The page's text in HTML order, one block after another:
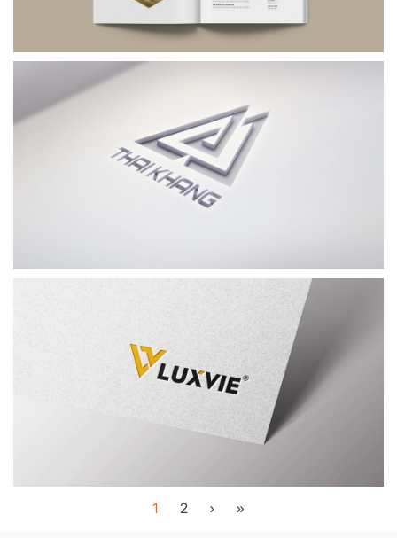
Xem thêm →
Thái Khang
Nội ngoại thất
Thiết kế logo, thương hiệu
Nghệ An
Luxvie
Nội ngoại thất
Thiết kế logo, thương hiệu
Xem thêm →
1 2 › »